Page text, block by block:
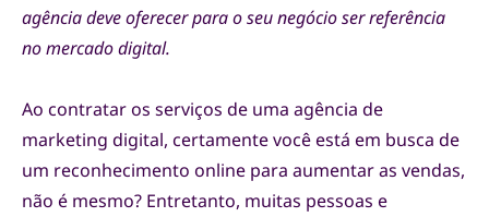
agência deve oferecer para o seu negócio ser referência
no mercado digital.
Ao contratar os serviços de uma agência de
marketing digital, certamente você está em busca de
um reconhecimento online para aumentar as vendas,
não é mesmo? Entretanto, muitas pessoas e